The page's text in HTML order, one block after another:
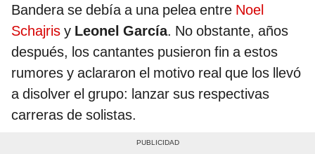
Bandera se debía a una pelea entre Noel
Schajris y Leonel García. No obstante, años
después, los cantantes pusieron fin a estos
rumores y aclararon el motivo real que los llevó
a disolver el grupo: lanzar sus respectivas
carreras de solistas.